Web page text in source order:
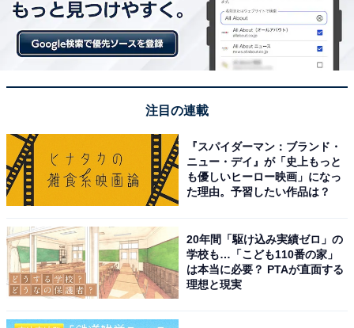
注目の連載
『スパイダーマン：ブランド・
ニュー・デイ』が「史上もっと
も優しいヒーロー映画」になっ
た理由。予習したい作品は？
20年間「駆け込み実績ゼロ」の
学校も…「こども110番の家」
は本当に必要？ PTAが直面する
理想と現実